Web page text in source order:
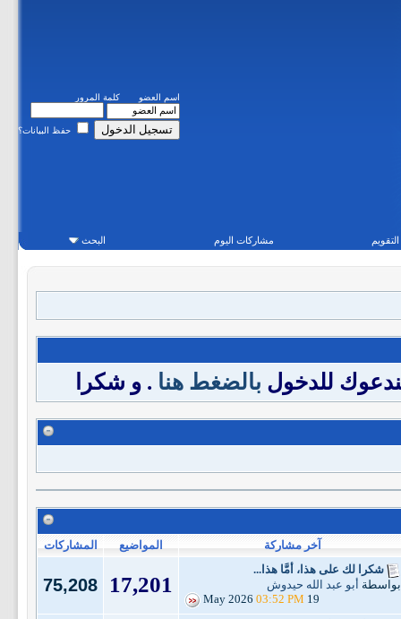
اسم العضو كلمة المرور
حفظ البيانات؟
التقويم مشاركات اليوم البحث
للدخول بالضغط هنا . و شكرا
آخر مشاركة المواضيع
المشاركات
شكرا لك على هذا، أمَّا هذا...
بواسطة أبو عبد الله حيدوش
19 May 2026
03:52 PM
17,201
75,208